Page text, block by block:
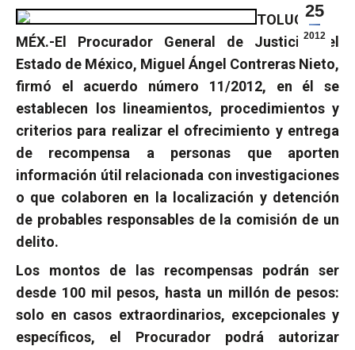
25
2012
TOLUCA,
MÉX.-El Procurador General de Justicia del
Estado de México, Miguel Ángel Contreras Nieto,
firmó el acuerdo número 11/2012, en él se
establecen los lineamientos, procedimientos y
criterios para realizar el ofrecimiento y entrega
de recompensa a personas que aporten
información útil relacionada con investigaciones
o que colaboren en la localización y detención
de probables responsables de la comisión de un
delito.
Los montos de las recompensas podrán ser
desde 100 mil pesos, hasta un millón de pesos:
solo en casos extraordinarios, excepcionales y
específicos, el Procurador podrá autorizar